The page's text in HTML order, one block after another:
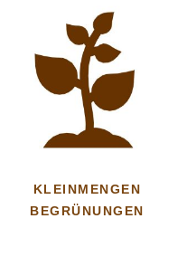
KLEINMENGEN
BEGRÜNUNGEN